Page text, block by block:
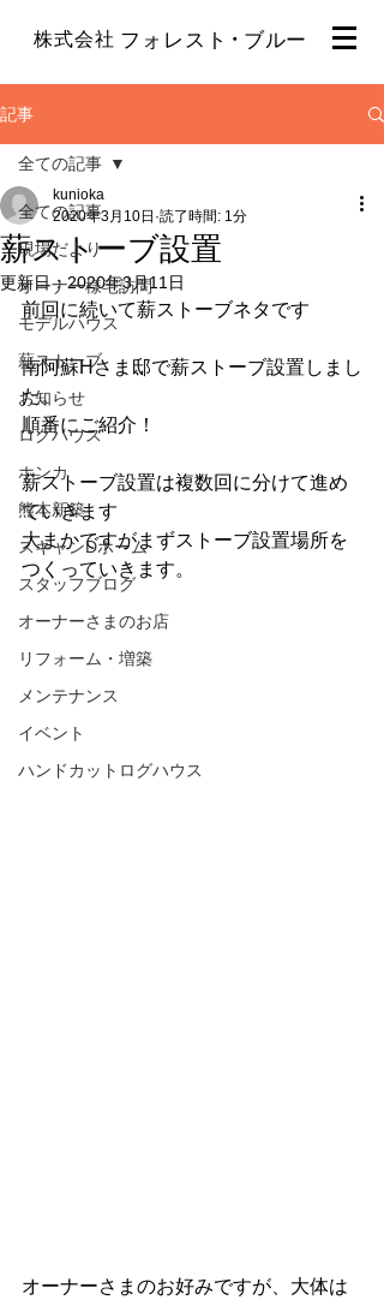
ブルー
株式会社 フォレスト ・
記事
全ての記事
現場だより
オーナー様宅訪問
モデルハウス
薪ストーブ
お知らせ
ログハウス
ホンカ
熊本新築
スキャンDホーム
スタッフブログ
オーナーさまのお店
リフォーム・増築
メンテナンス
イベント
ハンドカットログハウス
全ての記事
薪ストーブ設置
kunioka
2020年3月10日 読了時間: 1分
更新日：2020年3月11日
前回に続いて薪ストーブネタです
南阿蘇Hさま邸で薪ストーブ設置しまし
た。
順番にご紹介！
薪ストーブ設置は複数回に分けて進め
ていきます
大まかですがまずストーブ設置場所を
つくっていきます。
オーナーさまのお好みですが、大体は